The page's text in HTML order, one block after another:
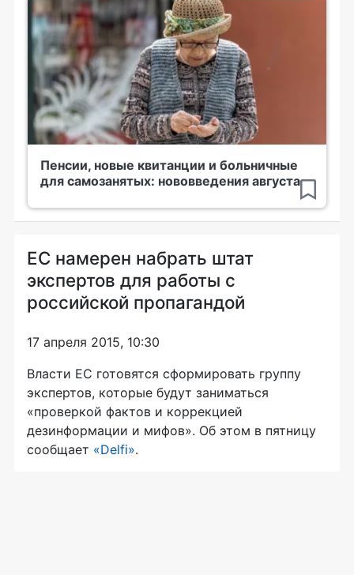
Пенсии, новые квитанции и больничные
для самозанятых: нововведения августа
ЕС намерен набрать штат
экспертов для работы с
российской пропагандой
17 апреля 2015, 10:30
Власти ЕС готовятся сформировать группу
экспертов, которые будут заниматься
«проверкой фактов и коррекцией
дезинформации и мифов». Об этом в пятницу
сообщает «Delfi».